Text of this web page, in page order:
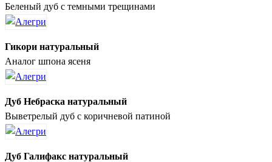
Беленый дуб с темными трещинами
Гикори натуральный
Аналог шпона ясеня
Дуб Небраска натуральный
Выветрелый дуб с коричневой патиной
Дуб Галифакс натуральный